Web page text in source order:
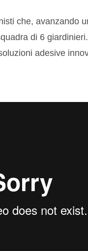
che, avanzando
di 6 giardinieri.
adesive